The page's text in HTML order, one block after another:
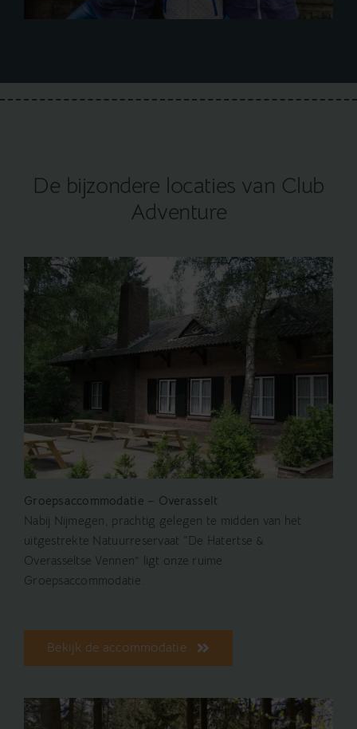
De bijzondere locaties van Club
Adventure
Groepsaccommodatie – Overasselt
Nabij Nijmegen, prachtig gelegen te midden van het
uitgestrekte Natuurreservaat “De Hatertse &
Overasseltse Vennen” ligt onze ruime
Groepsaccommodatie.
Bekijk de accommodatie